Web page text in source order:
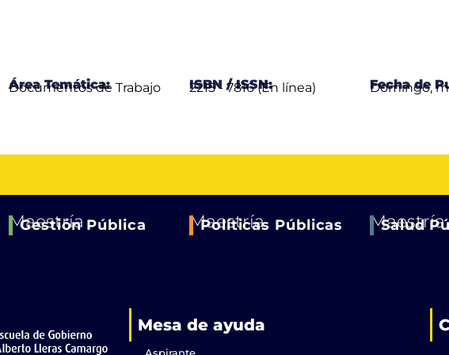
Área Temática:
Documentos de Trabajo ISBN / ISSN:
2215 - 7816 (En línea) Fecha de
Domingo,
Maestría
Gestión Pública Maestría
Políticas Públicas Maestría
Salud
Mesa de ayuda
Aspirante